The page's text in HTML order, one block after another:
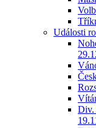
Události
Div.